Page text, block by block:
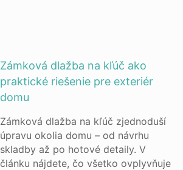
Zámková dlažba na kľúč ako
praktické riešenie pre exteriér
domu
Zámková dlažba na kľúč zjednoduší
úpravu okolia domu – od návrhu
skladby až po hotové detaily. V
článku nájdete, čo všetko ovplyvňuje